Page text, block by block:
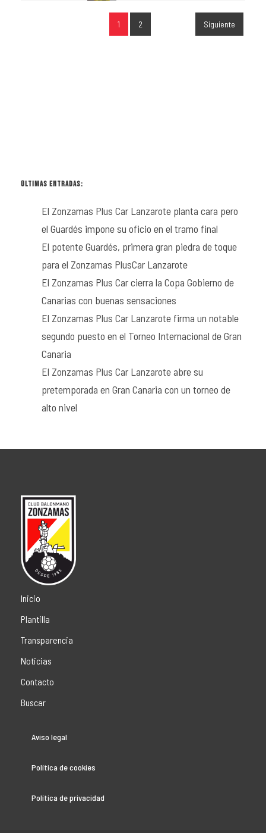
1 2 Siguiente
ÚLTIMAS ENTRADAS:
El Zonzamas Plus Car Lanzarote planta cara pero
el Guardés impone su oficio en el tramo final
El potente Guardés, primera gran piedra de toque
para el Zonzamas PlusCar Lanzarote
El Zonzamas Plus Car cierra la Copa Gobierno de
Canarias con buenas sensaciones
El Zonzamas Plus Car Lanzarote firma un notable
segundo puesto en el Torneo Internacional de Gran
Canaria
El Zonzamas Plus Car Lanzarote abre su
pretemporada en Gran Canaria con un torneo de
alto nivel
Inicio
Plantilla
Transparencia
Noticias
Contacto
Buscar
Aviso legal
Política de cookies
Política de privacidad